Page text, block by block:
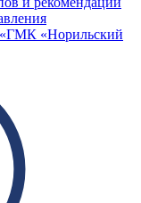
«Норильский